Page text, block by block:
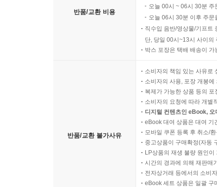
반품/교환 비용
오늘 00시 ~ 06시 30분
오늘 06시 30분 이후 주
직수입 음반/영상물/기프트
단, 당일 00시~13시 사이의
박스 포장은 택배 배송이
반품/교환 불가사유
소비자의 책임 있는 사유로
소비자의 사용, 포장 개봉
복제가 가능한 상품 등의
소비자의 요청에 따라 개별
디지털 컨텐츠인 eBook,
eBook 대여 상품은 대여 기
모바일 쿠폰 등록 후 취소/
중고상품이 구매확정(자동
LP상품의 재생 불량 원인
시간의 경과에 의해 재판매
전자상거래 등에서의 소비
eBook 세트 상품은 일괄 구